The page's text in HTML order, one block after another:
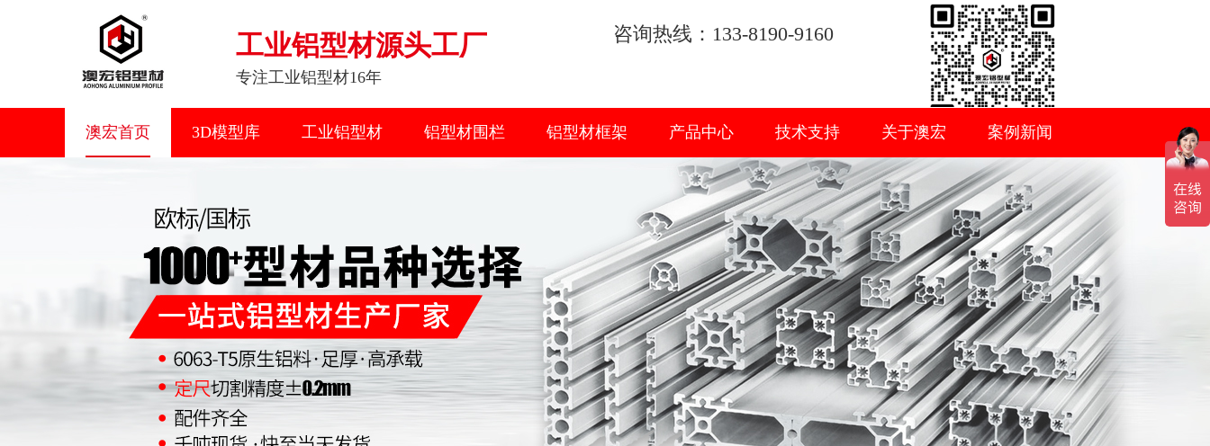
工业铝型材源头工厂
专注工业铝型材16年
咨询热线：133-8190-9160
澳宏首页 3D模型库 工业铝型材 铝型材围栏 铝型材框架 产品中心 技术支持 关于澳宏 案例新闻